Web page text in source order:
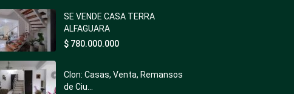
SE VENDE CASA TERRA
ALFAGUARA
$ 780.000.000
Clon: Casas, Venta, Remansos
de Ciu...